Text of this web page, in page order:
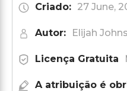
Criado: 27 June,
Autor: Elijah
Licença Gratuita
A atribuição é